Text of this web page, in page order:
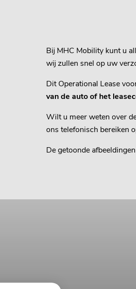
Bij MHC Mobility kunt u
wij zullen snel op uw
Dit Operational Lease
van de auto of het
Wilt u meer weten over
ons telefonisch bereiken
De getoonde